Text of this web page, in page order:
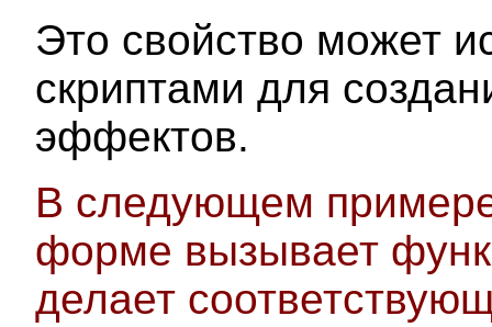
Это свойство может
скриптами для
эффектов.
В следующем
форме вызывает
делает